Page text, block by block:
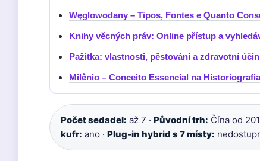
Węglowodany – Tipos, Fontes e Quanto
Knihy věcných práv: Online přístup a
Pažitka: vlastnosti, pěstování a zdravotní
Milênio – Conceito Essencial na Historiografia
Počet sedadel: až 7 · Původní trh: Čína od
kufr: ano · Plug-in hybrid s 7 místy: